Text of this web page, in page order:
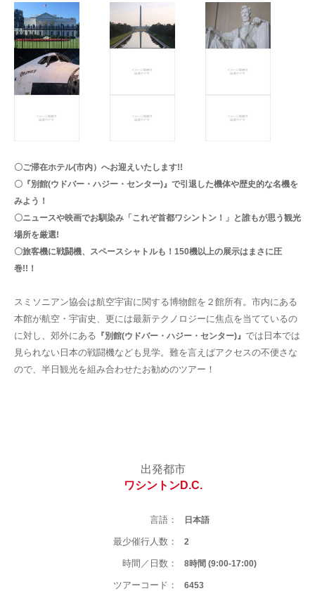
〇ご滞在ホテル(市内）へお迎えいたします!!
〇『別館(ウドバー・ハジー・センター)』で引退した機体や歴史的な名機を
みよう！
〇ニュースや映画でお馴染み「これぞ首都ワシントン！」と誰もが思う観光
場所を厳選!
〇旅客機に戦闘機、スペースシャトルも！150機以上の展示はまさに圧
巻!!！
スミソニアン協会は航空宇宙に関する博物館を２館所有。市内にある
本館が航空・宇宙史、更には最新テクノロジーに焦点を当てているの
に対し、郊外にある 『別館(ウドバー・ハジー・センター)』 では日本では
見られない日本の戦闘機なども見学。難を言えばアクセスの不便さな
ので、半日観光を組み合わせたお勧めのツアー！
出発都市
ワシントンD.C.
言語： 日本語
最少催行人数： 2
時間／日数： 8時間 (9:00-17:00)
ツアーコード： 6453